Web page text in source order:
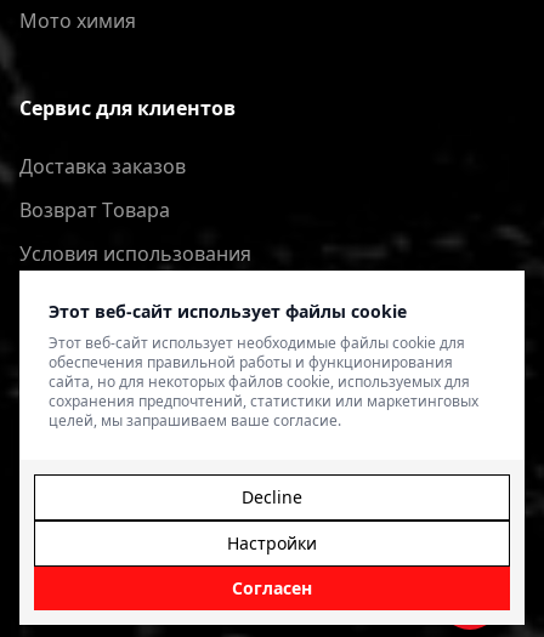
Этот веб-сайт использует файлы cookie
Этот веб-сайт использует необходимые файлы cookie для
обеспечения правильной работы и функционирования
сайта, но для некоторых файлов cookie, используемых для
сохранения предпочтений, статистики или маркетинговых
целей, мы запрашиваем ваше согласие.
Согласен
Настройки
Decline
Мото химия
Сервис для клиентов
Доставка заказов
Bозврат Tовара
Условия использования
Политика конфиденциальности
© 2026 4SPEED.LV. Visas tiesības aizsargātas.
veikala izveide - Magecode.